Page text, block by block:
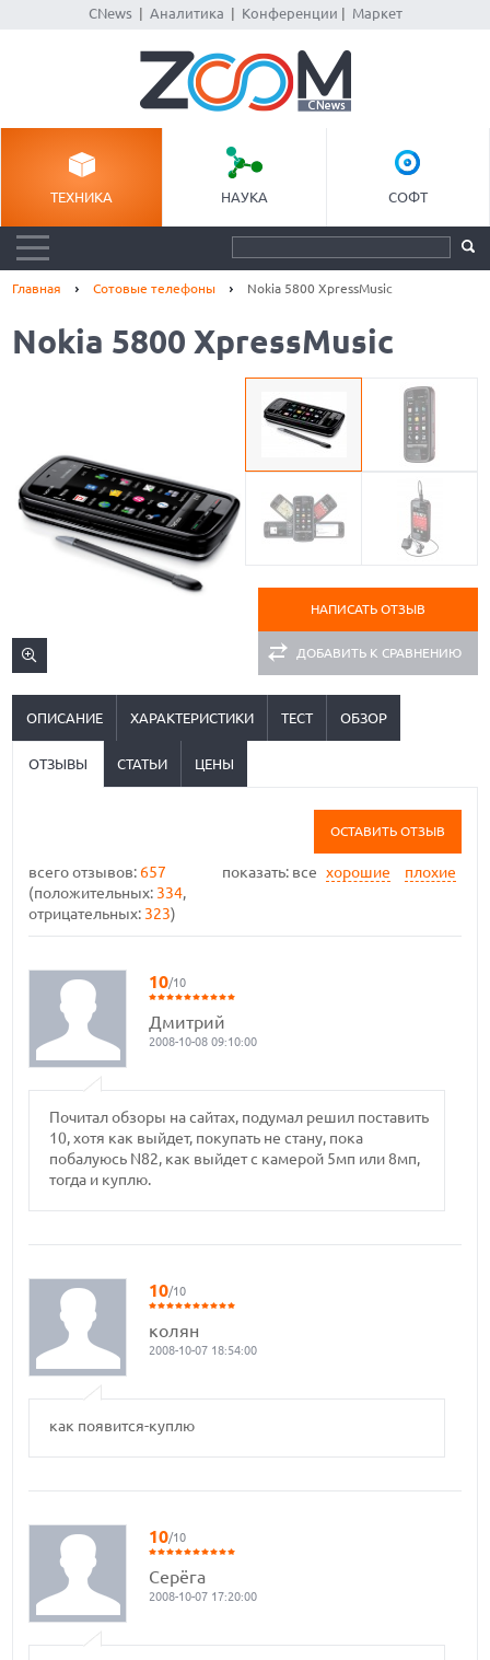
CNews| Аналитика Конференции Маркет
ТЕХНИКА НАУКА СОФТ
Главная Сотовые телефоны Nokia 5800 XpressMusic
Nokia 5800 XpressMusic
НАПИСАТЬ ОТЗЫВ
ДОБАВИТЬ К СРАВНЕНИЮ
ОПИСАНИЕ ХАРАКТЕРИСТИКИ ТЕСТ ОБЗОР
ОТЗЫВЫ СТАТЬИ ЦЕНЫ
ОСТАВИТЬ ОТЗЫВ
показать: все хорошие плохие
всего отзывов: 657
(положительных: 334,
отрицательных: 323)
10/10
Дмитрий
2008-10-08 09:10:00
Почитал обзоры на сайтах, подумал решил поставить
10, хотя как выйдет, покупать не стану, пока
побалуюсь N82, как выйдет с камерой 5мп или 8мп,
тогда и куплю.
10/10
колян
2008-10-07 18:54:00
как появится-куплю
10/10
Серёга
2008-10-07 17:20:00